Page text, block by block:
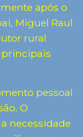
após o
Miguel Raul
rural
pessoal
O
necessidade